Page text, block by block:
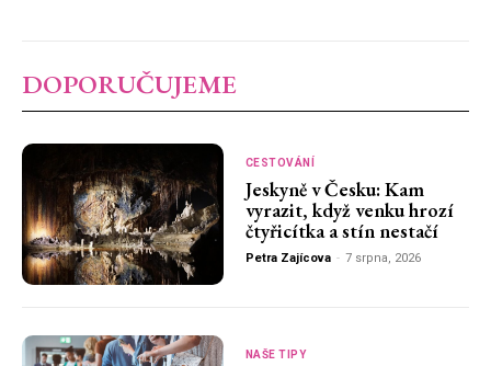
DOPORUČUJEME
CESTOVÁNÍ
Jeskyně v Česku: Kam
vyrazit, když venku hrozí
čtyřicítka a stín nestačí
Petra Zajícova - 7 srpna, 2026
NAŠE TIPY